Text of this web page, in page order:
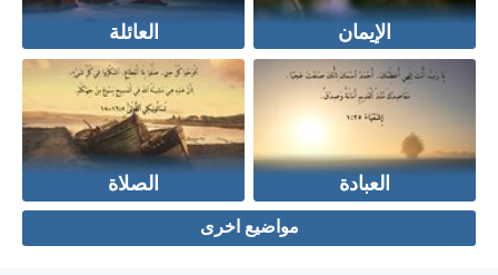
الإيمان العائلة
العبادة الصلاة
مواضيع اخرى